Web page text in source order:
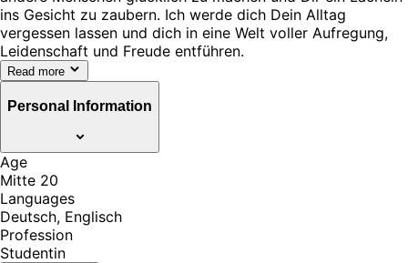
ins Gesicht zu zaubern. Ich werde dich Dein Alltag
vergessen lassen und dich in eine Welt voller Aufregung,
Leidenschaft und Freude entführen.
Read more
Personal Information
Age
Mitte 20
Languages
Deutsch, Englisch
Profession
Studentin